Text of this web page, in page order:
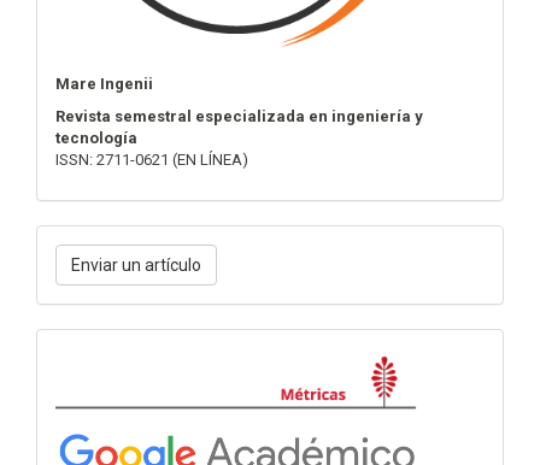
Mare Ingenii
Revista semestral especializada en ingeniería y
tecnología
ISSN: 2711-0621 (EN LÍNEA)
Enviar
un
artículo
Enviar un artículo